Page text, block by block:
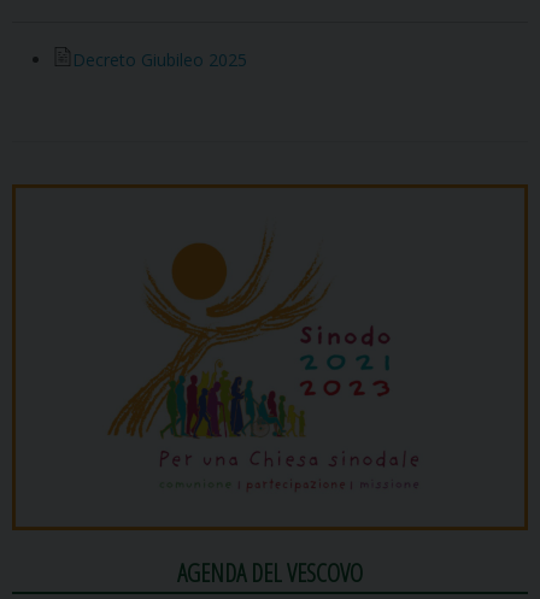
Decreto Giubileo 2025
AGENDA DEL VESCOVO